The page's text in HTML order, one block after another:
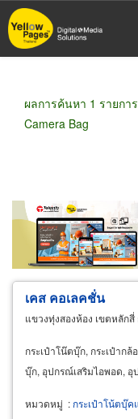
ข้าม
ไป
ผลการค้นหา 1 รายกา
Camera Bag
ขายส่ง ขาย
ผู้ส่งออก/นำเข้า
เคส คอเลคชั่น
แขวงทุ่งสองห้อง เขตหลัก
กระเป๋าโน๊ตบุ๊ก, กระเป๋ากล้
บุ๊ก, อุปกรณ์เสริมไอพอด,
หมวดหมู่ : กระเป๋าโน้ตบุ๊ค